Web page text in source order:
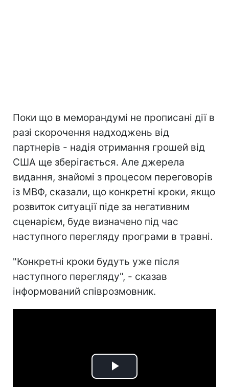
Поки що в меморандумі не прописані дії в
разі скорочення надходжень від
партнерів - надія отримання грошей від
США ще зберігається. Але джерела
видання, знайомі з процесом переговорів
із МВФ, сказали, що конкретні кроки, якщо
розвиток ситуації піде за негативним
сценарієм, буде визначено під час
наступного перегляду програми в травні.
"Конкретні кроки будуть уже після
наступного перегляду", - сказав
інформований співрозмовник.
Play